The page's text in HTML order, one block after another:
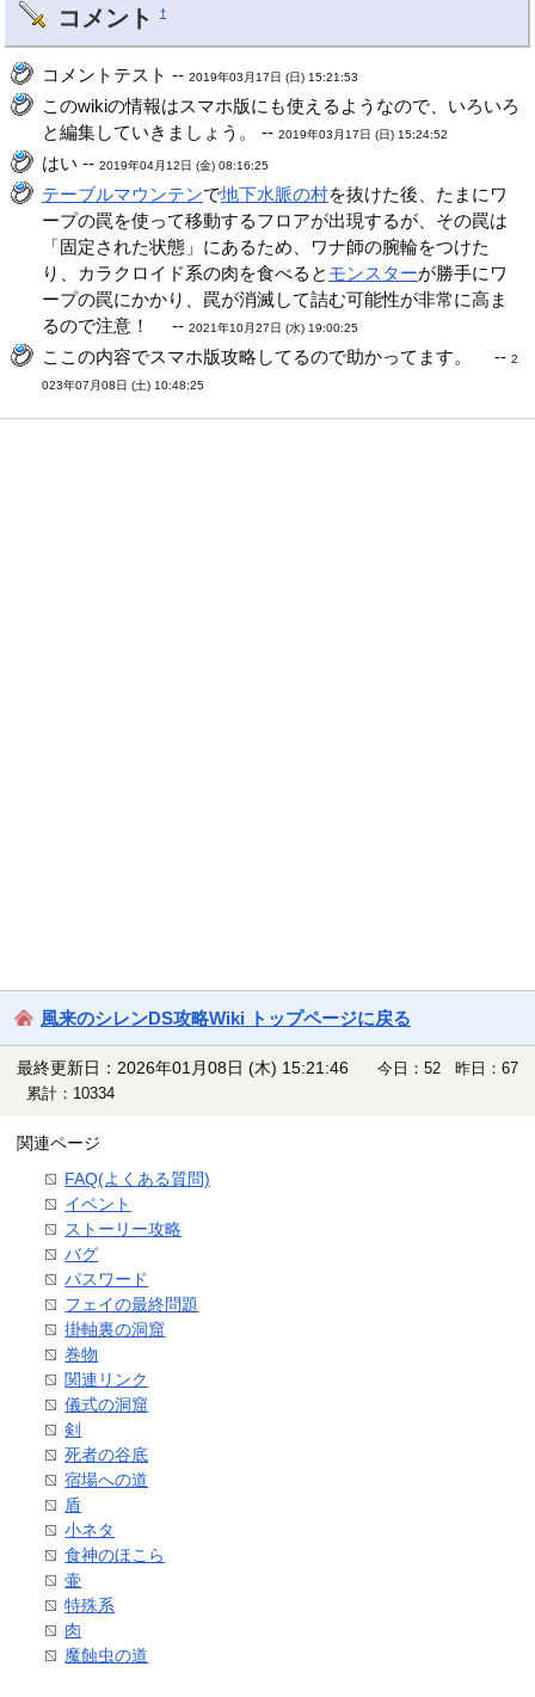
コメント †
コメントテスト --2019年03月17日 (日) 15:21:53
このwikiの情報はスマホ版にも使えるようなので、いろいろ
と編集していきましょう。 --2019年03月17日 (日) 15:24:52
はい --2019年04月12日 (金) 08:16:25
テーブルマウンテンで地下水脈の村を抜けた後、たまにワ
ープの罠を使って移動するフロアが出現するが、その罠は
「固定された状態」にあるため、ワナ師の腕輪をつけた
り、カラクロイド系の肉を食べると モンスターが勝手にワ
ープの罠にかかり、罠が消滅して詰む可能性が非常に高ま
るので注意！ --2021年10月27日 (水) 19:00:25
ここの内容でスマホ版攻略してるので助かってます。 --2
023年07月08日 (土) 10:48:25
風来のシレンDS攻略Wiki トップページに戻る
最終更新日：2026年01月08日 (木) 15:21:46
今日：52 昨日：67
累計：10334
関連ページ
FAQ(よくある質問)
イベント
ストーリー攻略
バグ
パスワード
フェイの最終問題
掛軸裏の洞窟
巻物
関連リンク
儀式の洞窟
剣
死者の谷底
宿場への道
盾
小ネタ
食神のほこら
壷
特殊系
肉
魔蝕虫の道